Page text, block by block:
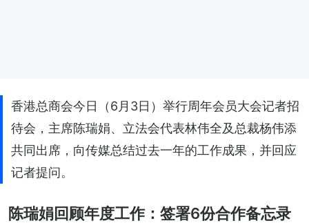
香港总商会今日（6月3日）举行周年会员大会记者招
待会，主席陈瑞娟、立法会代表林伟全及总裁杨伟添
共同出席，向传媒总结过去一年的工作成果，并回应
记者提问。
陈瑞娟回顾年度工作：签署6份合作备忘录